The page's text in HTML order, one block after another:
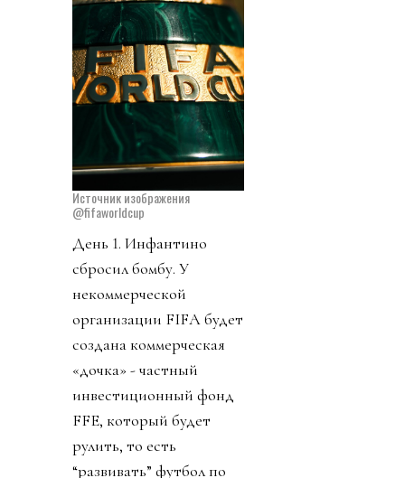
Источник изображения
@fifaworldcup
День 1. Инфантино
сбросил бомбу. У
некоммерческой
организации FIFA будет
создана коммерческая
«дочка» - частный
инвестиционный фонд
FFE, который будет
рулить, то есть
“развивать” футбол по